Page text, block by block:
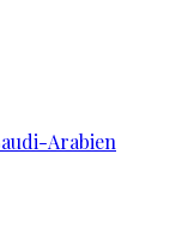
Arabien